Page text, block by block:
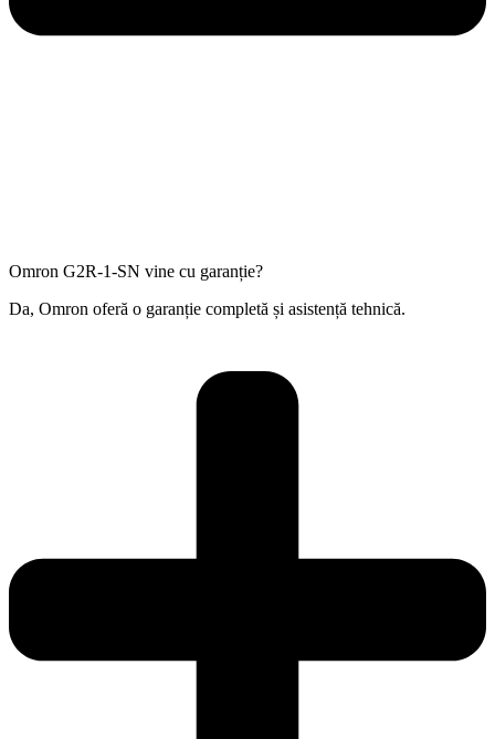
Omron G2R-1-SN vine cu garanție?
Da, Omron oferă o garanție completă și asistență tehnică.